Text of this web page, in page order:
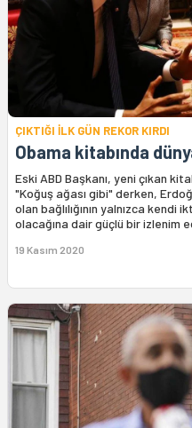
ÇIKTIĞI İLK GÜN REKOR KIRDI
Obama kitabında
Eski ABD Başkanı, yeni çıkan
"Koğuş ağası gibi" derken,
olan bağlılığının yalnızca kendi
olacağına dair güçlü bir izlenim
19 Kasım 2020